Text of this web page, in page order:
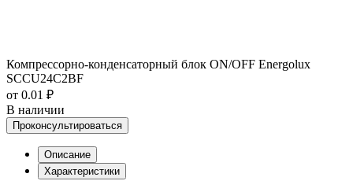
Компрессорно-конденсаторный блок ON/OFF Energolux
SCCU24C2BF
от 0.01 ₽
В наличии
Проконсультироваться
Описание
Характеристики